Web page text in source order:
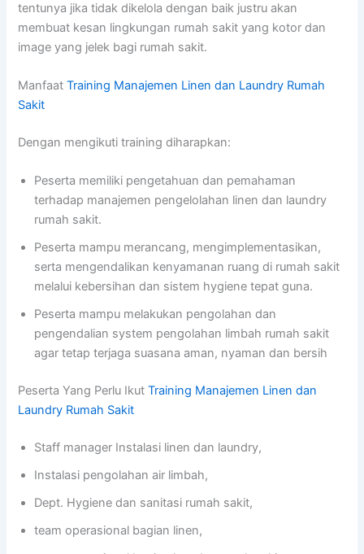
tentunya jika tidak dikelola dengan baik justru akan
membuat kesan lingkungan rumah sakit yang kotor dan
image yang jelek bagi rumah sakit.
ManfaatTraining Manajemen Linen dan Laundry Rumah
Sakit
Dengan mengikuti training diharapkan:
Peserta memiliki pengetahuan dan pemahaman
terhadap manajemen pengelolahan linen dan laundry
rumah sakit.
Peserta mampu merancang, mengimplementasikan,
serta mengendalikan kenyamanan ruang di rumah sakit
melalui kebersihan dan sistem hygiene tepat guna.
Peserta mampu melakukan pengolahan dan
pengendalian system pengolahan limbah rumah sakit
agar tetap terjaga suasana aman, nyaman dan bersih
Peserta Yang Perlu IkutTraining Manajemen Linen dan
Laundry Rumah Sakit
Staff manager Instalasi linen dan laundry,
Instalasi pengolahan air limbah,
Dept. Hygiene dan sanitasi rumah sakit,
team operasional bagian linen,